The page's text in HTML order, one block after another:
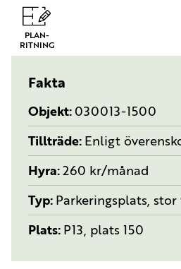
PLAN-
RITNING
Fakta
Objekt 030013-1500
Tillträde Enligt
Hyra 260 kr/månad
Typ Parkeringsplats,
Plats P13, plats 150